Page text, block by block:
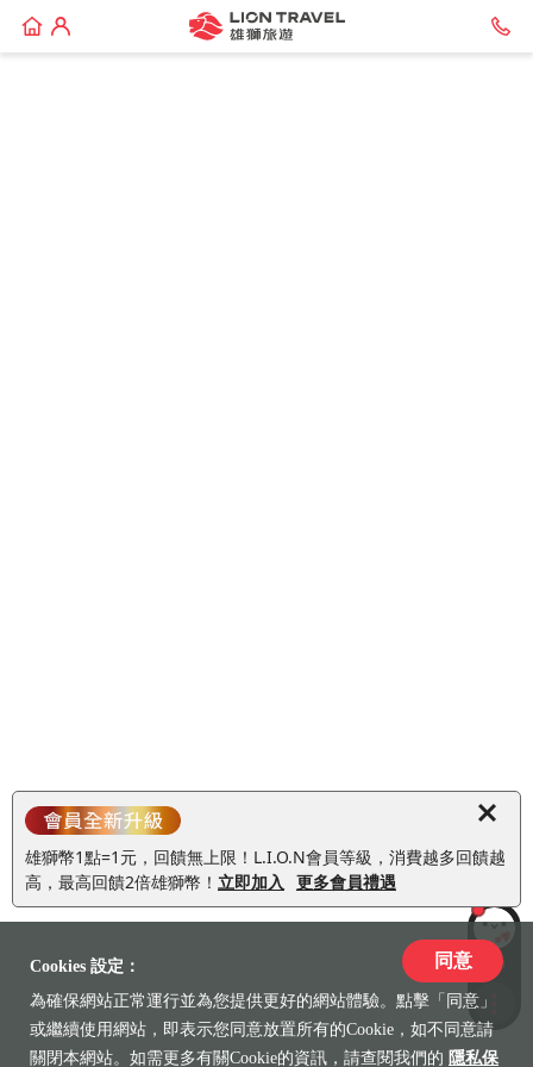
雄獅幣1點=1元，回饋無上限！L.I.O.N會員等級，消費越多回饋越
高，最高回饋2倍雄獅幣！ 立即加入 更多會員禮遇
LiLi
收藏
Cookies 設定：
為確保網站正常運行並為您提供更好的網站體驗。點擊「同意」
或繼續使用網站，即表示您同意放置所有的Cookie，如不同意請
關閉本網站。如需更多有關Cookie的資訊，請查閱我們的 隱私保
同意